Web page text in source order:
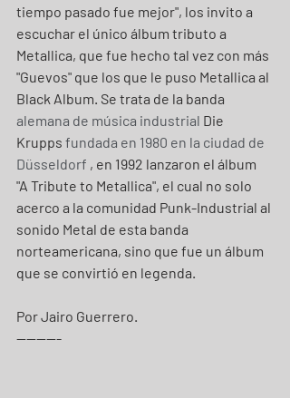
tiempo pasado fue mejor", los invito a
escuchar el único álbum tributo a
Metallica, que fue hecho tal vez con más
"Guevos" que los que le puso Metallica al
Black Album. Se trata de la banda
alemana de música industrial Die
Krupps fundada en 1980 en la ciudad de
Düsseldorf , en 1992 lanzaron el álbum
"A Tribute to Metallica", el cual no solo
acerco a la comunidad Punk-Industrial al
sonido Metal de esta banda
norteamericana, sino que fue un álbum
que se convirtió en legenda.
Por Jairo Guerrero.
---------